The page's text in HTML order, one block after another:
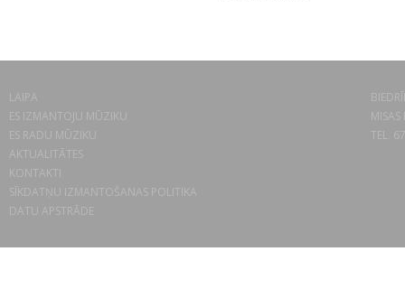
LAIPA
ES IZMANTOJU MŪZIKU
ES RADU MŪZIKU
AKTUALITĀTES
KONTAKTI
SĪKDATŅU IZMANTOŠANAS POLITIKA
DATU APSTRĀDE
TEL.